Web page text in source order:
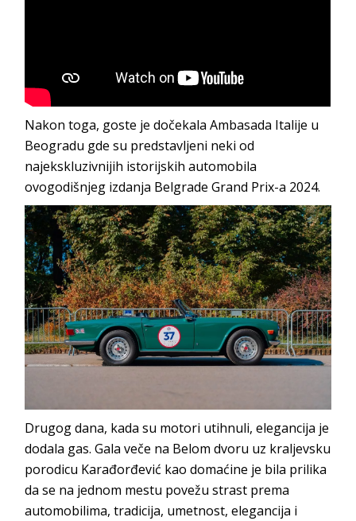
Nakon toga, goste je dočekala Ambasada Italije u
Beogradu gde su predstavljeni neki od
najekskluzivnijih istorijskih automobila
ovogodišnjeg izdanja Belgrade Grand Prix-a 2024.
Drugog dana, kada su motori utihnuli, elegancija je
dodala gas. Gala veče na Belom dvoru uz kraljevsku
porodicu Karađorđević kao domaćine je bila prilika
da se na jednom mestu povežu strast prema
automobilima, tradicija, umetnost, elegancija i